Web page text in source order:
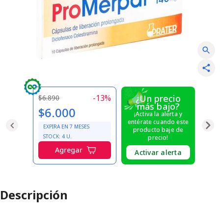
$6.890 -13%
$6.000
EXPIRA EN 7 MESES
STOCK: 4 U.
Agregar
¿Un precio
más bajo?
¡Activa la alerta y
entérate cuando este
producto baje de
precio!
Activar alerta
Descripción